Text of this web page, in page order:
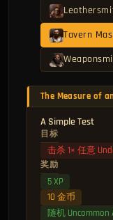
Tavern
The Measure of
A Simple Test
目标
击杀 1× 任意
奖励
5 XP
10 金币
随机 Uncommon